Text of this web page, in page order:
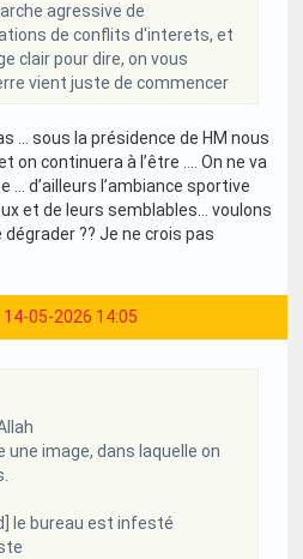
agressive de
de conflits d'interets, et
clair pour dire, on vous
vient juste de commencer
… sous la présidence de HM nous
on continuera à l’être …. On ne va
d’ailleurs l’ambiance sportive
et de leurs semblables… voulons
?? Je ne crois pas
14-05-2026 14:05
une image, dans laquelle on
le bureau est infesté